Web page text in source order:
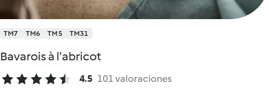
TM7 TM6 TM5 TM31
Bavarois à l'abricot
4.5 101 valoraciones